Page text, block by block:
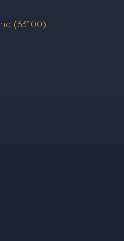
(63100)